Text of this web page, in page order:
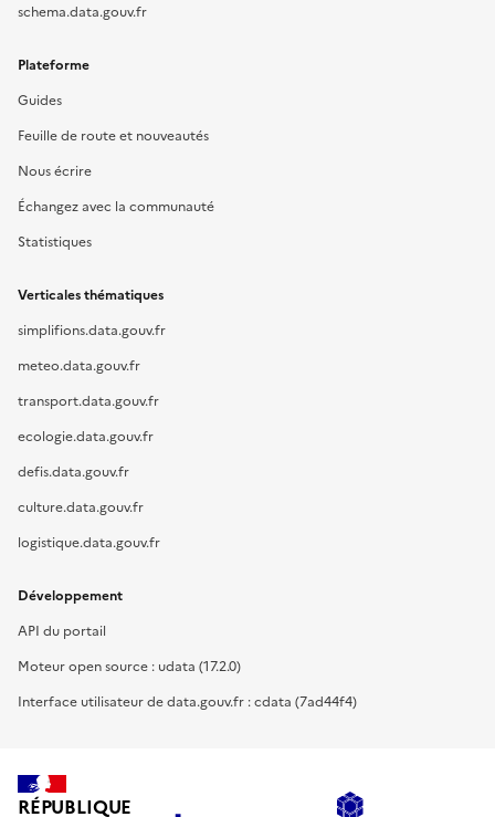
schema.data.gouv.fr
Plateforme
Guides
Feuille de route et nouveautés
Nous écrire
Échangez avec la communauté
Statistiques
Verticales thématiques
simplifions.data.gouv.fr
meteo.data.gouv.fr
transport.data.gouv.fr
ecologie.data.gouv.fr
defis.data.gouv.fr
culture.data.gouv.fr
logistique.data.gouv.fr
Développement
API du portail
Moteur open source : udata (17.2.0)
Interface utilisateur de data.gouv.fr : cdata (7ad44f4)
RÉPUBLIQUE